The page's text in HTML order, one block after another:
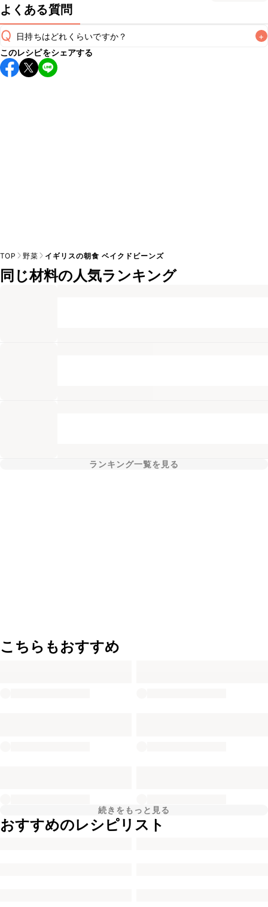
よくある質問
Q 日持ちはどれくらいですか？ +
保存期間は冷蔵で翌日中が目安です。なるべくお早めにお召
し上がりください。
このレシピをシェアする
TOP 野菜 イギリスの朝食 ベイクドビーンズ
同じ材料の人気ランキング
ランキング一覧を見る
こちらもおすすめ
続きをもっと見る
おすすめのレシピリスト